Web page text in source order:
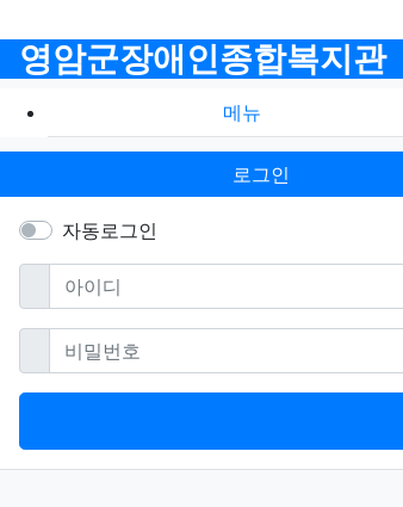
영암군장애인종합복지관
메뉴
로그인
자동로그인
아이디필수
비밀번호필수